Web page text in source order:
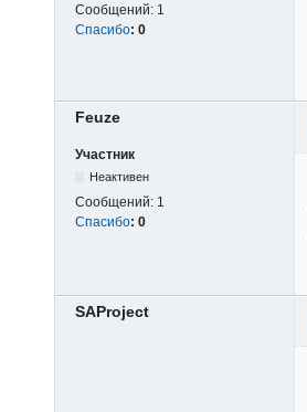
Сообщений: 1
Спасибо: 0
Feuze
Участник
Неактивен
Сообщений: 1
Спасибо: 0
SAProject